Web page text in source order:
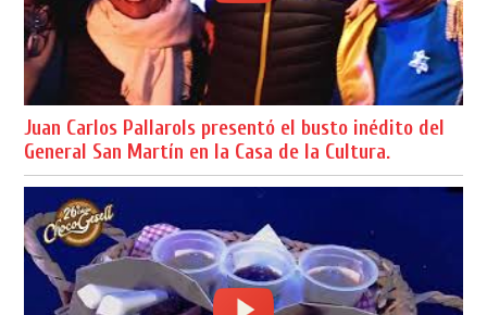
Juan Carlos Pallarols presentó el busto inédito del
General San Martín en la Casa de la Cultura.